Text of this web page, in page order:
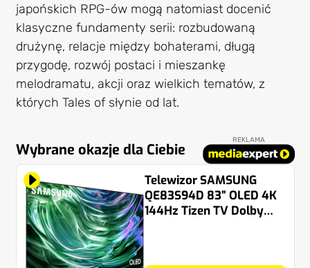
japońskich RPG-ów mogą natomiast docenić
klasyczne fundamenty serii: rozbudowaną
drużynę, relacje między bohaterami, długą
przygodę, rozwój postaci i mieszankę
melodramatu, akcji oraz wielkich tematów, z
których Tales of słynie od lat.
Wybrane okazje dla Ciebie
REKLAMA
Telewizor SAMSUNG
QE83S94D 83” OLED 4K
144Hz Tizen TV Dolby